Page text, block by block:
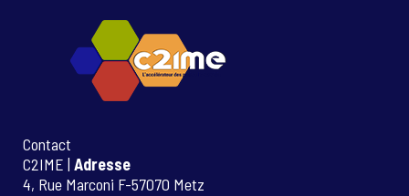
Contact
C2IME | Adresse
4, Rue Marconi F-57070 Metz